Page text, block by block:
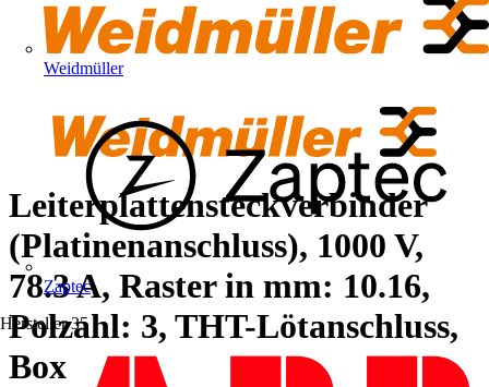
Weidmüller
Zaptec
Hersteller 35
Leiterplattensteckverbinder
(Platinenanschluss), 1000 V,
78.3 A, Raster in mm: 10.16,
Polzahl: 3, THT-Lötanschluss,
Box